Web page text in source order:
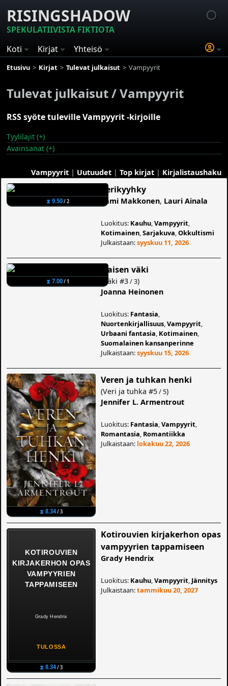
RISINGSHADOW
SPEKULATIIVISTA FIKTIOTA
Koti
Kirjat Yhteisö
Etusivu Kirjat Tulevat julkaisut Vampyyrit
Tulevat julkaisut / Vampyyrit
RSS syöte tuleville Vampyyrit -kirjoille
Tyylilajit (+)
Avainsanat (+)
Vampyyrit| Uutuudet| Top kirjat| Kirjalistaushaku
⧗ 9.50/ 2
Verikyyhky
Sami Makkonen, Lauri Ainala
Luokitus: Kauhu ,Vampyyrit
Kotimainen ,Sarjakuva ,Okkultismi
Julkaistaan:syyskuu 11, 2026
⧗ 7.00/ 1
Naisen väki
Väki #3/ 3)
Joanna Heinonen
Luokitus: Fantasia
Nuortenkirjallisuus ,Vampyyrit
Urbaani fantasia Kotimainen
Suomalainen kansanperinne
Julkaistaan:syyskuu 15, 2026
⧗ 8.34/ 3
Veren ja tuhkan henki
(Veri ja tuhka #5/ 5)
Jennifer L. Armentrout
Luokitus: Fantasia ,Vampyyrit
Romantasia Romantiikka
Julkaistaan: lokakuu 22, 2026
⧗ 8.34/ 3
Kotirouvien kirjakerhon opas
vampyyrien tappamiseen
Grady Hendrix
Luokitus: Kauhu ,Vampyyrit Jännitys
Julkaistaan:tammikuu 20, 2027